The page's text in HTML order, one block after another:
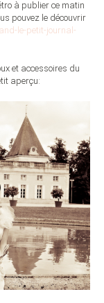
à publier ce matin
pouvez le découvrir
le-petit-journal-
et accessoires du
aperçu: